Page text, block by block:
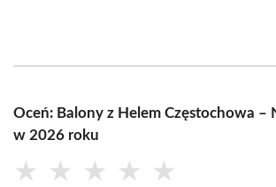
Oceń: Balony z Helem Częstochowa –
w 2026 roku
★ ★ ★ ★ ★